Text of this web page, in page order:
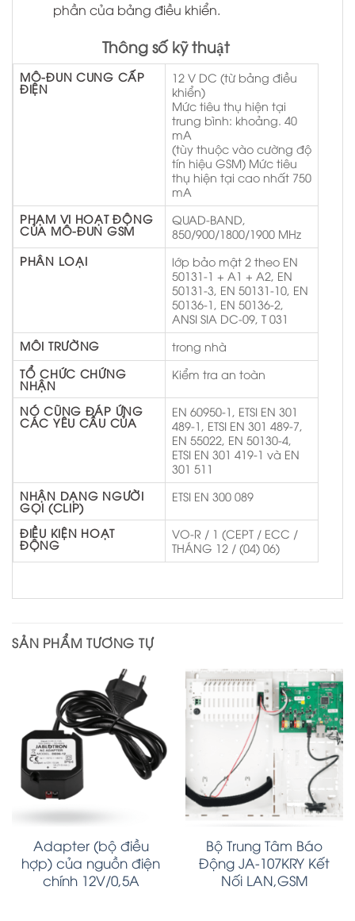
phần của bảng điều khiển.
Thông số kỹ thuật
MÔ-ĐUN CUNG CẤP
ĐIỆN
12 V DC (từ bảng điều
khiển)
Mức tiêu thụ hiện tại
trung bình: khoảng. 40
mA
(tùy thuộc vào cường độ
tín hiệu GSM) Mức tiêu
thụ hiện tại cao nhất 750
mA
PHẠM VI HOẠT ĐỘNG
CỦA MÔ-ĐUN GSM
QUAD-BAND,
850/900/1800/1900 MHz
PHÂN LOẠI
lớp bảo mật 2 theo EN
50131-1 + A1 + A2, EN
50131-3, EN 50131-10, EN
50136-1, EN 50136-2,
ANSI SIA DC-09, T 031
MÔI TRƯỜNG
trong nhà
TỔ CHỨC CHỨNG
NHẬN
Kiểm tra an toàn
NÓ CŨNG ĐÁP ỨNG
CÁC YÊU CẦU CỦA
EN 60950-1, ETSI EN 301
489-1, ETSI EN 301 489-7,
EN 55022, EN 50130-4,
ETSI EN 301 419-1 và EN
301 511
NHẬN DẠNG NGƯỜI
GỌI (CLIP)
ETSI EN 300 089
ĐIỀU KIỆN HOẠT
ĐỘNG
VO-R / 1 (CEPT / ECC /
THÁNG 12 / (04) 06)
SẢN PHẨM TƯƠNG TỰ
Adapter (bộ điều
hợp) của nguồn điện
chính 12V/0,5A
Bộ Trung Tâm Báo
Động JA-107KRY Kết
Nối LAN,GSM